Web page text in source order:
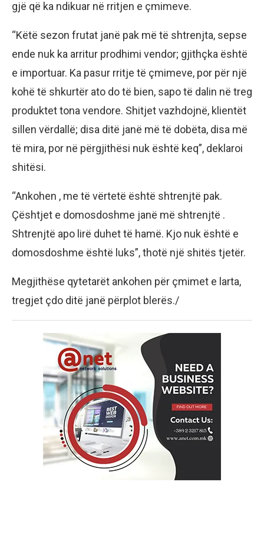
gjë që ka ndikuar në rritjen e çmimeve.
“Këtë sezon frutat janë pak më të shtrenjta, sepse
ende nuk ka arritur prodhimi vendor; gjithçka është
e importuar. Ka pasur rritje të çmimeve, por për një
kohë të shkurtër ato do të bien, sapo të dalin në treg
produktet tona vendore. Shitjet vazhdojnë, klientët
sillen vërdallë; disa ditë janë më të dobëta, disa më
të mira, por në përgjithësi nuk është keq”, deklaroi
shitësi.
“Ankohen , me të vërtetë është shtrenjtë pak.
Çështjet e domosdoshme janë më shtrenjtë .
Shtrenjtë apo lirë duhet të hamë. Kjo nuk është e
domosdoshme është luks”, thotë një shitës tjetër.
Megjithëse qytetarët ankohen për çmimet e larta,
tregjet çdo ditë janë përplot blerës./